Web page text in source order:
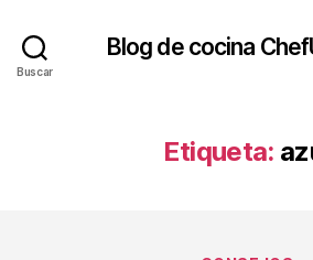
Buscar
Blog de cocina
Etiqueta: